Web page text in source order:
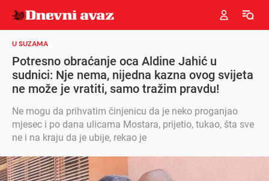
U SUZAMA
Potresno obraćanje oca Aldine Jahić u
sudnici: Nje nema, nijedna kazna ovog svijeta
ne može je vratiti, samo tražim pravdu!
Ne mogu da prihvatim činjenicu da je neko proganjao
mjesec i po dana ulicama Mostara, prijetio, tukao, šta sve
ne i na kraju da je ubije, rekao je